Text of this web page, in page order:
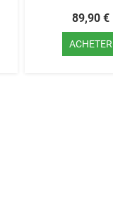
89,90 €
ACHETER